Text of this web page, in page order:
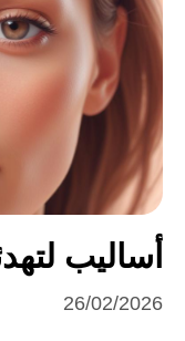
أساليب
26/02/2026